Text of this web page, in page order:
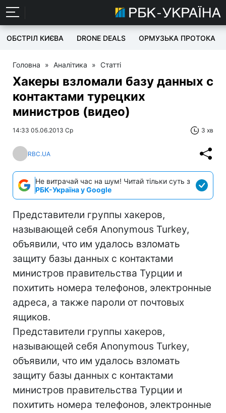
ОБСТРІЛ КИЄВА DRONE DEALS ОРМУЗЬКА ПРОТОКА
Головна » Аналітика » Статті
Хакеры взломали базу данных с
контактами турецких
министров (видео)
14:33 05.06.2013 Ср 3 хв
RBC.UA
Не витрачай час на шум! Читай тільки суть з
РБК-Україна у Google
Представители группы хакеров,
называющей себя Anonymous Turkey,
объявили, что им удалось взломать
защиту базы данных с контактами
министров правительства Турции и
похитить номера телефонов, электронные
адреса, а также пароли от почтовых
ящиков.
Представители группы хакеров,
называющей себя Anonymous Turkey,
объявили, что им удалось взломать
защиту базы данных с контактами
министров правительства Турции и
похитить номера телефонов, электронные